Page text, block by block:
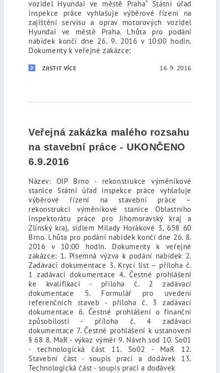
vozidel Hyundai ve městě Praha“ Státní úřad
inspekce práce vyhlašuje výběrové řízení na
zajištění servisu a oprav motorových vozidel
Hyundai ve městě Praha. Lhůta pro podání
nabídek končí dne 26. 9. 2016 v 10:00 hodin.
Dokumenty k veřejné zakázce:
ZJISTIT VÍCE 16. 9. 2016
Veřejná zakázka malého rozsahu
na stavební práce - UKONČENO
6.9.2016
Název: OIP Brno - rekonstrukce výměníkové
stanice Státní úřad inspekce práce vyhlašuje
výběrové řízení na stavební práce –
rekonstrukci výměníkové stanice Oblastního
inspektorátu práce pro Jihomoravský kraj a
Zlínský kraj, sídlem Milady Horákové 3, 658 60
Brno. Lhůta pro podání nabídek končí dne 26. 8.
2016 v 10:00 hodin. Dokumenty k veřejné
zakázce: 1. Písemná výzva k podání nabídek 2.
Zadávací dokumentace 3. Krycí list – příloha č.
1 zadávací dokumentace 4. Čestné prohlášení
ke kvalifikaci - příloha č. 2 zadávací
dokumentace 5. Formulář pro uvedení
referenčních staveb - příloha č. 3 zadávací
dokumentace 6. Čestné prohlášení o finanční
způsobilosti - příloha č. 4 zadávací
dokumentace 7. Čestné prohlášení k ustanovení
§ 68 8. MaR - výkaz výměr 9. Návrh sod 10. So01
- technologická část 11. So02 - MaR 12.
Stavební část - soupis prací a dodávek 13.
Technologická část - soupis prací a dodávek